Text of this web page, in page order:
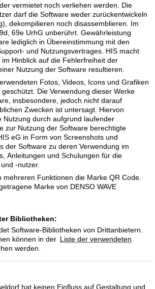
vermietet noch verliehen werden. Die
darf die Software weder zurückentwickeln
dekompilieren noch disassemblieren. Im
69e UrhG unberührt. Gewährleistung
lediglich in Übereinstimmung mit den
und Nutzungsvertrages. HIS macht
Hinblick auf die Fehlerfreiheit der
Nutzung der Software resultieren.
Fotos, Videos, Icons und Grafiken
Die Verwendung dieser Werke
insbesondere, jedoch nicht darauf
Zwecken ist untersagt. Hiervon
Nutzung durch aufgrund laufender
zur Nutzung der Software berechtigte
eG in Form von Screenshots und
der Software zu deren Verwendung im
Anleitungen und Schulungen für die
-nutzer.
mehreren Funktionen die Marke QR Code.
Marke von DENSO WAVE
Bibliotheken:
Software-Bibliotheken von Drittanbietern.
können in der Liste der verwendeten
werden.
hat keinen Einfluss auf Gestaltung und